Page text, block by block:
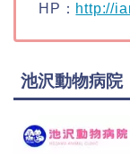
HP： http://
池沢動物病院